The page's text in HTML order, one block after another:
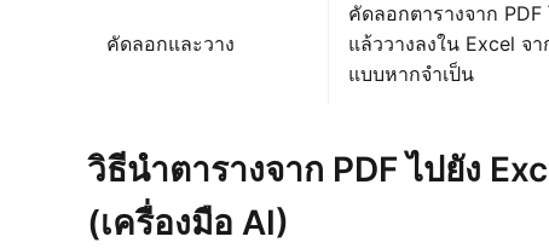
คัดลอกและวาง
คัดลอกตารางจาก PDF
แล้ววางลงใน Excel จ
แบบหากจำเป็น
วิธีนำตารางจาก PDF ไปยัง
(เครื่องมือ AI)